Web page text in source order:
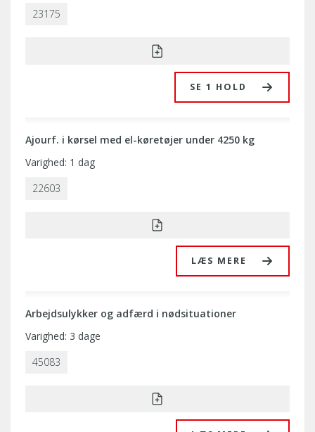
23175
SE 1 HOLD
Ajourf. i kørsel med el-køretøjer under 4250 kg
22603
LÆS MERE
Varighed: 1 dag
Arbejdsulykker og adfærd i nødsituationer
45083
Varighed: 3 dage